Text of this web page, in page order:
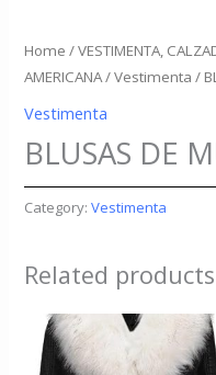
Home /VESTIMENTA,
AMERICANA/Vestimenta /
Vestimenta
BLUSAS DE
Category:Vestimenta
Related products